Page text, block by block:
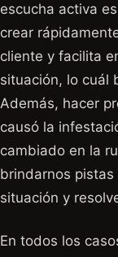
escucha activa
crear
cliente y facilita
situación, lo cuál
Además, hacer
causó la
cambiado en la
brindarnos
situación y
En todos los